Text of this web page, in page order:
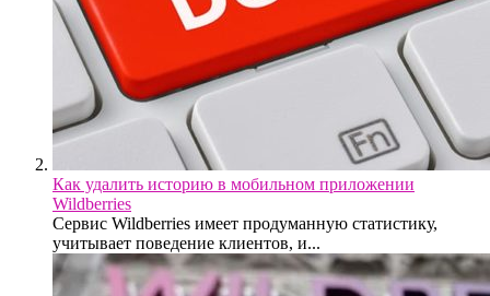
Как удалить историю в мобильном приложении
Wildberries
Сервис Wildberries имеет продуманную статистику,
учитывает поведение клиентов, и...